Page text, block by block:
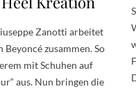
Zanotti arbeitet
zusammen. So
mit Schuhen auf
aus. Nun bringen die